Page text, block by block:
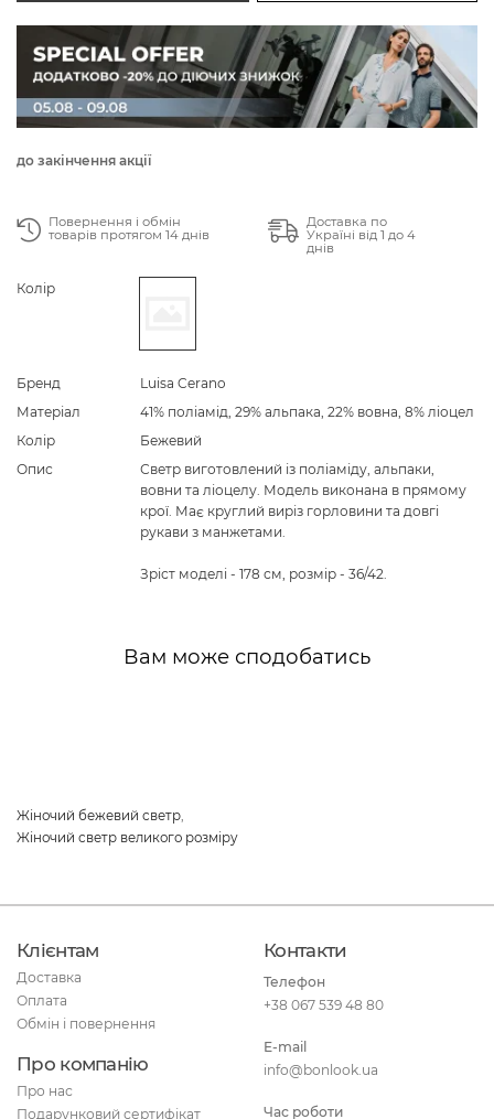
до закінчення акції
Повернення і обмін
товарів протягом 14 днів
Доставка по
Україні від 1 до 4
днів
Колір
Бренд
Luisa Cerano
Матеріал
41% поліамід, 29% альпака, 22% вовна, 8% ліоцел
Колір
Бежевий
Опис
Светр виготовлений із поліаміду, альпаки,
вовни та ліоцелу. Модель виконана в прямому
крої. Має круглий виріз горловини та довгі
рукави з манжетами.
Зріст моделі - 178 см, розмір - 36/42.
Вам може сподобатись
Жіночий бежевий светр,
Жіночий светр великого розміру
Клієнтам
Доставка
Оплата
Обмін і повернення
Про компанію
Про нас
Подарунковий сертифікат
Контакти
Телефон
+38 067 539 48 80
E-mail
info@bonlook.ua
Час роботи